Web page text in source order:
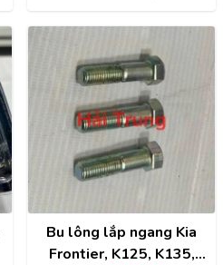
Bu lông lắp ngang Kia
Frontier, K125, K135,